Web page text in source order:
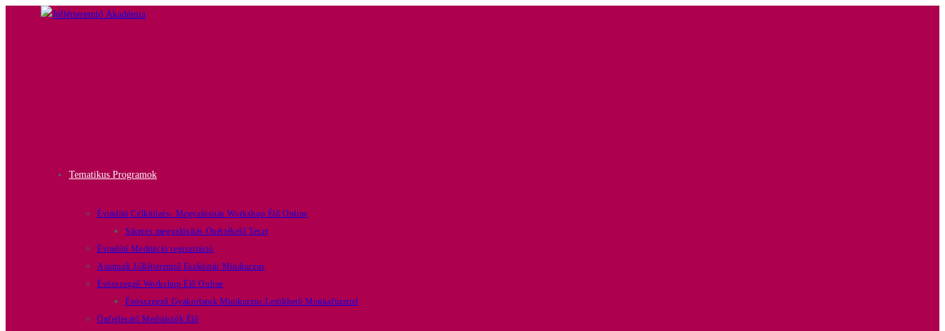
Tematikus Programok
Évindító Célkitűzés- Megvalósítás Workshop Élő Online
Sikeres megvalósítás Önértékelő Teszt
Évindító Meditáció regisztráció
Azonnali Jóllétteremtő Eszköztár Minikurzus
Évösszegző Workshop Élő Online
Évösszegző Gyakorlatok Minikurzus Letölthető Munkafüzettel
Önfejlesztő Meditációk Élő